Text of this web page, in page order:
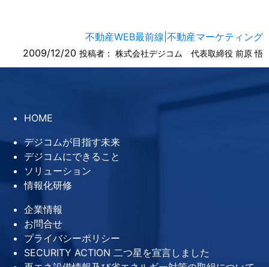
不動産WEB最前線|不動産マーケティング
2009/12/20 投稿者： 株式会社デジコム 代表取締役 前原 悟
HOME
デジコムが目指す未来
デジコムにできること
ソリューション
情報化研修
企業情報
お問合せ
プライバシーポリシー
SECURITY ACTION 二つ星を宣言しました